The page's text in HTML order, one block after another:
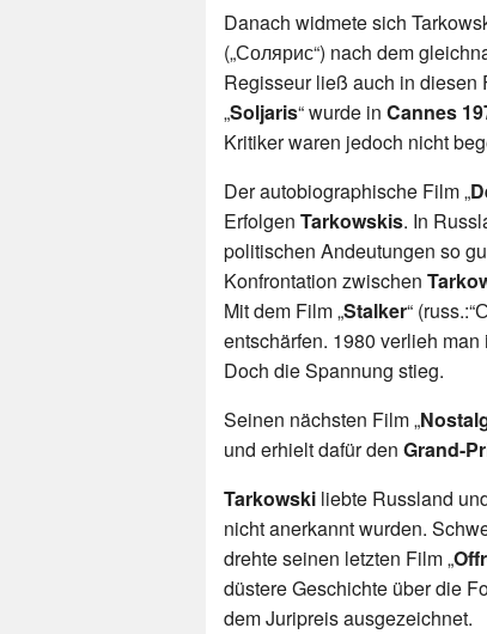
Danach widmete sich
(„Солярис“) nach dem
Regisseur ließ auch in
„Soljaris“ wurde in Cannes
Kritiker waren jedoch nicht
Der autobiographische Film „
Erfolgen Tarkowskis. In
politischen Andeutungen so
Konfrontation zwischen
Mit dem Film „Stalker“
entschärfen. 1980 verlieh man
Doch die Spannung stieg.
Seinen nächsten Film „
und erhielt dafür den Grand-
Tarkowski liebte Russland
nicht anerkannt wurden.
drehte seinen letzten Film „
düstere Geschichte über die
dem Juripreis ausgezeichnet.